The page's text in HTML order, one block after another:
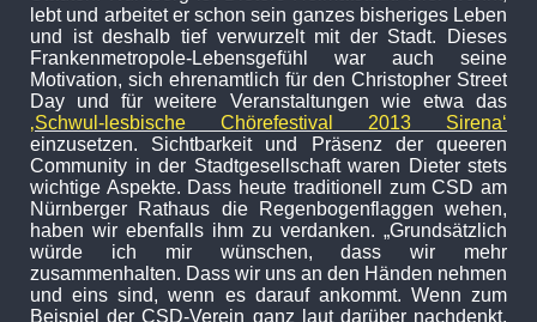
lebt und arbeitet er schon sein ganzes bisheriges Leben
und ist deshalb tief verwurzelt mit der Stadt. Dieses
Frankenmetropole-Lebensgefühl war auch seine
Motivation, sich ehrenamtlich für den Christopher Street
Day und für weitere Veranstaltungen wie etwa das
‚Schwul-lesbische Chörefestival 2013 Sirena‘
einzusetzen. Sichtbarkeit und Präsenz der queeren
Community in der Stadtgesellschaft waren Dieter stets
wichtige Aspekte. Dass heute traditionell zum CSD am
Nürnberger Rathaus die Regenbogenflaggen wehen,
haben wir ebenfalls ihm zu verdanken. „Grundsätzlich
würde ich mir wünschen, dass wir mehr
zusammenhalten. Dass wir uns an den Händen nehmen
und eins sind, wenn es darauf ankommt. Wenn zum
Beispiel der CSD-Verein ganz laut darüber nachdenkt,